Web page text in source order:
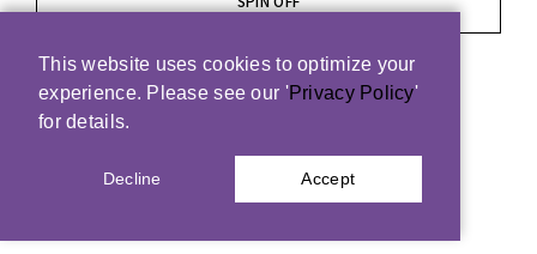
This website uses cookies to optimize your
experience. Please see our 'Privacy Policy'
for details.
Decline Accept